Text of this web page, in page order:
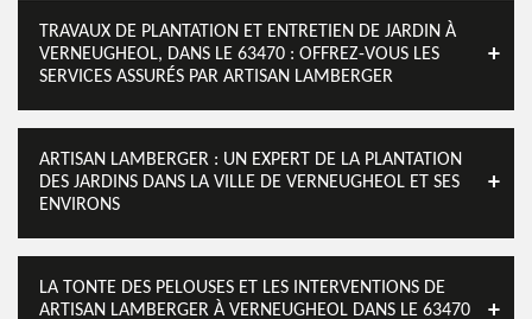
TRAVAUX DE PLANTATION ET ENTRETIEN DE JARDIN À
VERNEUGHEOL, DANS LE 63470 : OFFREZ-VOUS LES
SERVICES ASSURÉS PAR ARTISAN LAMBERGER
ARTISAN LAMBERGER : UN EXPERT DE LA PLANTATION
DES JARDINS DANS LA VILLE DE VERNEUGHEOL ET SES
ENVIRONS
LA TONTE DES PELOUSES ET LES INTERVENTIONS DE
ARTISAN LAMBERGER À VERNEUGHEOL DANS LE 63470